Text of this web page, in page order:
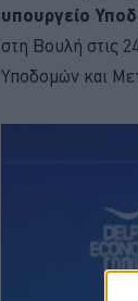
υπουργείο
στη Βουλή στις
Υποδομών και